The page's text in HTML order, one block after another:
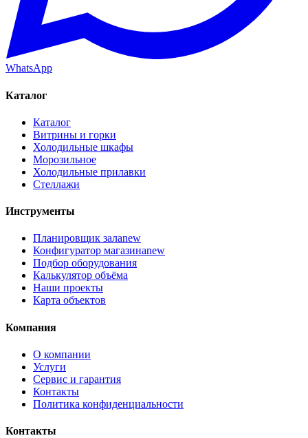
WhatsApp
Каталог
Каталог
Витрины и горки
Холодильные шкафы
Морозильное
Холодильные прилавки
Стеллажи
Инструменты
Планировщик залаnew
Конфигуратор магазинаnew
Подбор оборудования
Калькулятор объёма
Наши проекты
Карта объектов
Компания
О компании
Услуги
Сервис и гарантия
Контакты
Политика конфиденциальности
Контакты